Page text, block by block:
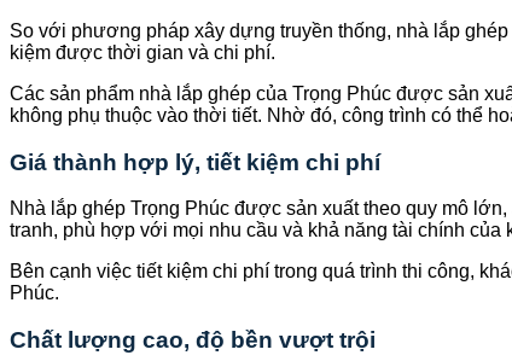
So với phương pháp xây dựng truyền thống, nhà lắp
kiệm được thời gian và chi phí.
Các sản phẩm nhà lắp ghép của Trọng Phúc được sản
không phụ thuộc vào thời tiết. Nhờ đó, công trình có thể
Giá thành hợp lý, tiết kiệm chi phí
Nhà lắp ghép Trọng Phúc được sản xuất theo quy mô
tranh, phù hợp với mọi nhu cầu và khả năng tài chính của
Bên cạnh việc tiết kiệm chi phí trong quá trình thi công,
Phúc.
Chất lượng cao, độ bền vượt trội